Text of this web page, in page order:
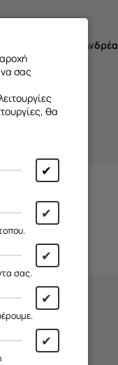
Χαλάνδρι, Ανδρέα
σας
θα
✔
✔
✔
σας.
✔
✔